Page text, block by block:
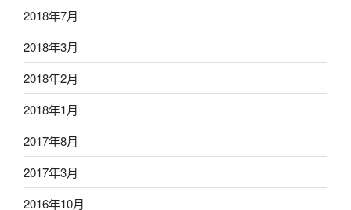
2018年7月
2018年3月
2018年2月
2018年1月
2017年8月
2017年3月
2016年10月